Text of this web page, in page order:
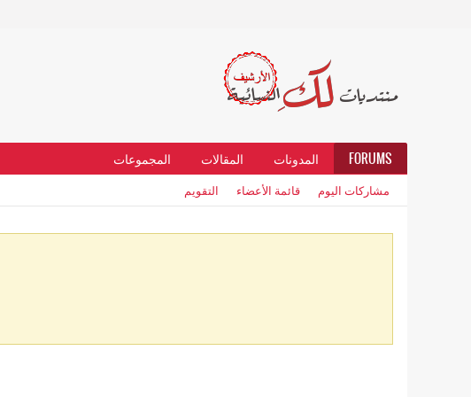
FORUMS المدونات المقالات المجموعات
مشاركات اليوم قائمة الأعضاء التقويم